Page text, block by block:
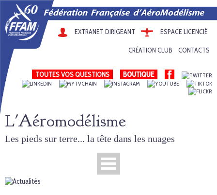
EXTRANET DIRIGEANT ESPACE LICENCIÉ
CRÉATION CLUB CONTACTS
TOUTES VOS QUESTIONS
L'Aéromodélisme
Les pieds sur terre... la tête dans les nuages